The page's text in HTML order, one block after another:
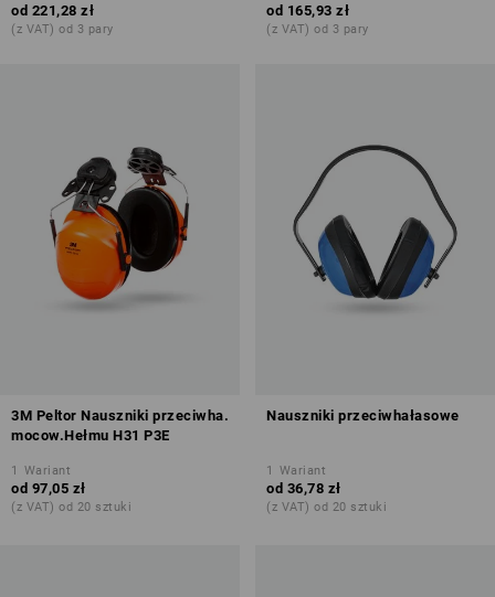
od 221,28 zł
(z VAT) od 3 pary
od 165,93 zł
(z VAT) od 3 pary
3M Peltor Nauszniki przeciwha.
mocow.Hełmu H31 P3E
1 Wariant
od 97,05 zł
(z VAT) od 20 sztuki
Nauszniki przeciwhałasowe
1 Wariant
od 36,78 zł
(z VAT) od 20 sztuki